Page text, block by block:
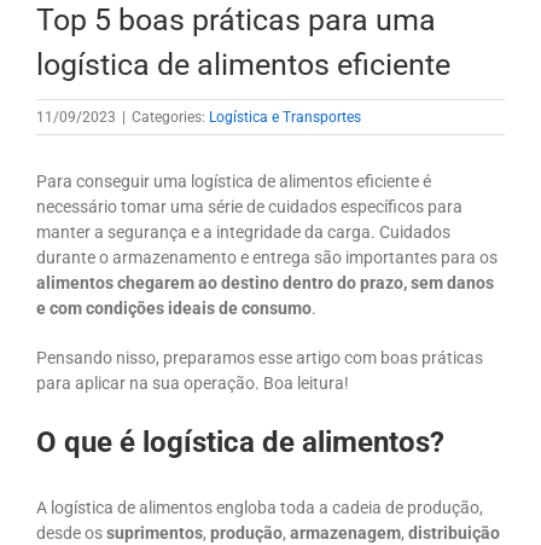
Top 5 boas práticas para uma
logística de alimentos eficiente
11/09/2023 | Categories: Logística e Transportes
Para conseguir uma logística de alimentos eficiente é
necessário tomar uma série de cuidados específicos para
manter a segurança e a integridade da carga. Cuidados
durante o armazenamento e entrega são importantes para os
alimentos chegarem ao destino dentro do prazo, sem danos
e com condições ideais de consumo.
Pensando nisso, preparamos esse artigo com boas práticas
para aplicar na sua operação. Boa leitura!
O que é logística de alimentos?
A logística de alimentos engloba toda a cadeia de produção,
desde ossuprimentos, produção, armazenagem, distribuição